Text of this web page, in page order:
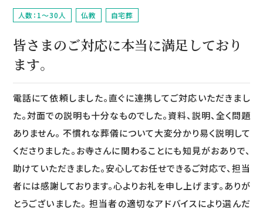
人数：1～30人 仏教 自宅葬
皆さまのご対応に本当に満足しており
ます。
電話にて依頼しました。直ぐに連携してご対応いただきまし
た。対面での説明も十分なものでした。資料、説明、全く問題
ありません。 不慣れな葬儀について大変分かり易く説明して
くださりました。お寺さんに関わることにも知見がおありで、
助けていただきました。安心してお任せできるご対応で、担当
者には感謝しております。心よりお礼を申し上げます。ありが
とうございました。 担当者の適切なアドバイスにより選んだ